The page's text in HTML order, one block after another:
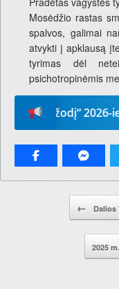
Mosėdžio rastas
spalvos, galimai
atvykti į apklausą
tyrimas dėl
psichotropinėmis
žodį“ 2026-iems
Pranešimo navigacija.
← Dalios
2025